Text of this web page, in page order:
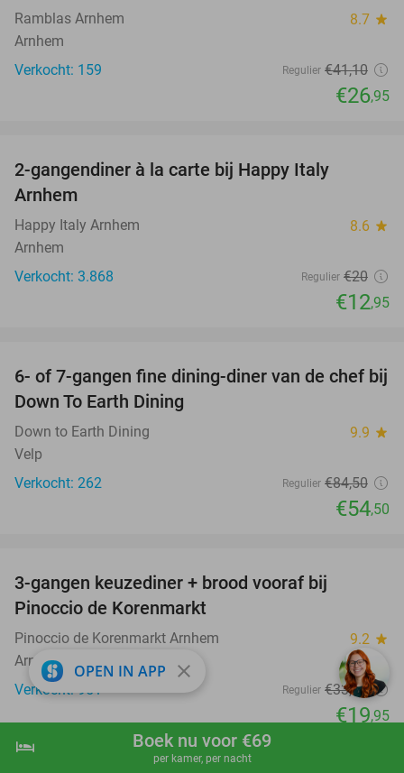
shopping_cart Boek nu
hotel Boek nu voor €69
per kamer, per nacht
Ramblas Arnhem 8.7 star
Arnhem
Verkocht: 159
Regulier €41,10
€26,95
2-gangendiner à la carte bij Happy Italy
Arnhem
Happy Italy Arnhem 8.6 star
Arnhem
Verkocht: 3.868
Regulier €20
€12,95
36%
6- of 7-gangen fine dining-diner van de chef bij
Down To Earth Dining
Down to Earth Dining 9.9 star
Velp
Verkocht: 262
Regulier €84,50
€54,50
3-gangen keuzediner + brood vooraf bij
Pinoccio de Korenmarkt
Pinoccio de Korenmarkt Arnhem 9.2 star
Arnhem
Verkocht: 951
Regulier €33,95
€19,95
OPEN IN APP close